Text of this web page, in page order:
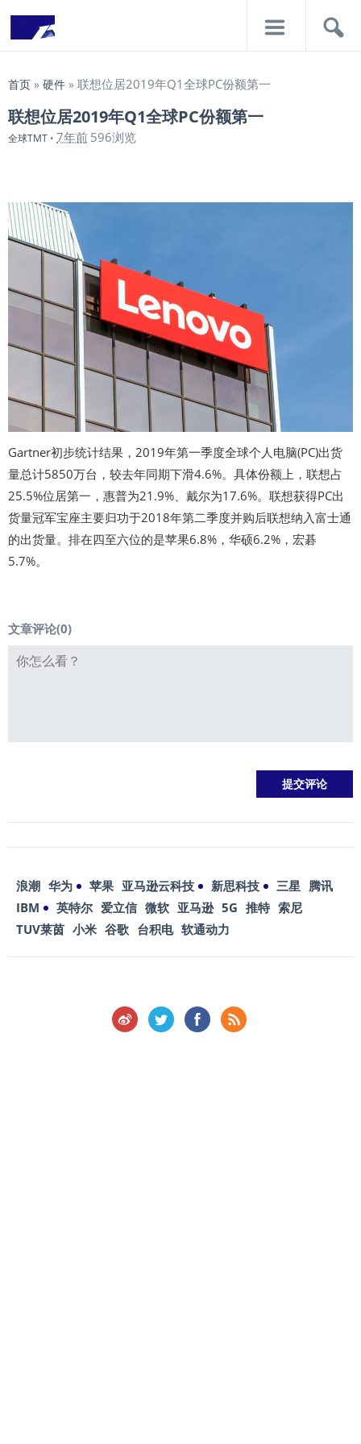
首页 » 硬件 » 联想位居2019年Q1全球PC份额第一
联想位居2019年Q1全球PC份额第一
全球TMT • 7年前 596浏览
Gartner初步统计结果，2019年第一季度全球个人电脑(PC)出货
量总计5850万台，较去年同期下滑4.6%。具体份额上，联想占
25.5%位居第一，惠普为21.9%、戴尔为17.6%。联想获得PC出
货量冠军宝座主要归功于2018年第二季度并购后联想纳入富士通
的出货量。排在四至六位的是苹果6.8%，华硕6.2%，宏碁
5.7%。
文章评论(0)
浪潮 华为 苹果 亚马逊云科技 新思科技 三星 腾讯
IBM
英特尔 爱立信 微软 亚马逊 5G 推特 索尼
TUV莱茵 小米 谷歌 台积电 软通动力